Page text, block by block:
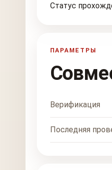
Статус
ПАРАМЕТРЫ
Верификация
Последняя